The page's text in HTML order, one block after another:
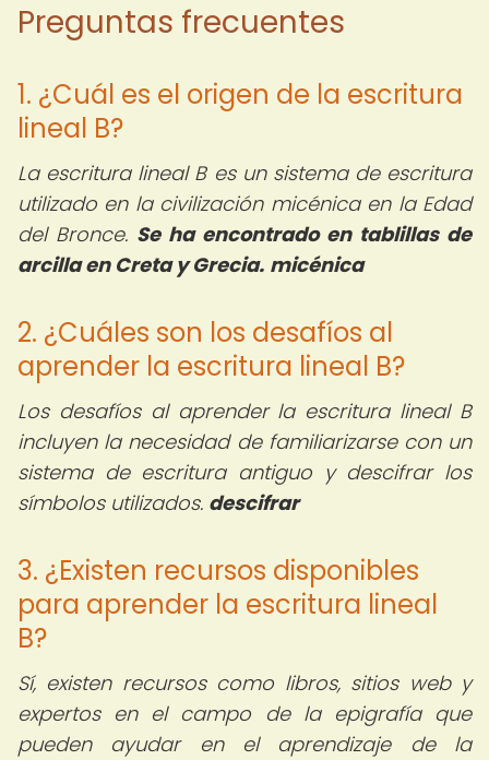
Preguntas frecuentes
1. ¿Cuál es el origen de la escritura
lineal B?
La escritura lineal B es un sistema de escritura
utilizado en la civilización micénica en la Edad
del Bronce. Se ha encontrado en tablillas de
arcilla en Creta y Grecia. micénica
2. ¿Cuáles son los desafíos al
aprender la escritura lineal B?
Los desafíos al aprender la escritura lineal B
incluyen la necesidad de familiarizarse con un
sistema de escritura antiguo y descifrar los
símbolos utilizados. descifrar
3. ¿Existen recursos disponibles
para aprender la escritura lineal
B?
Sí, existen recursos como libros, sitios web y
expertos en el campo de la epigrafía que
pueden ayudar en el aprendizaje de la